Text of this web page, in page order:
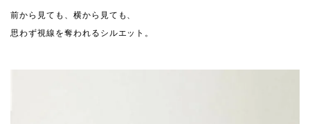
前から見ても、横から見ても、
思わず視線を奪われるシルエット。